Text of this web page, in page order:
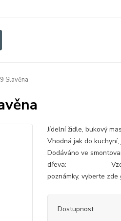
Slavěna
Jídelní židle, bukový
Vhodná jak do kuchyní,
Dodáváno ve
dřeva: Vzor
poznámky, vyberte zde
Dostupnost